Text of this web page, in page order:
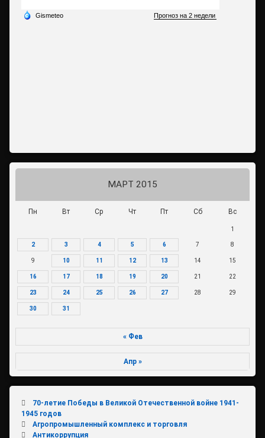
МАРТ 2015
Пн Вт Ср Чт Пт Сб Вс
1
2 3 4 5 6 7 8
9 10 11 12 13 14 15
16 17 18 19 20 21 22
23 24 25 26 27 28 29
30 31
« Фев
Апр »
70-летие Победы в Великой Отечественной войне 1941-
1945 годов
Агропромышленный комплекс и торговля
Антикоррупция